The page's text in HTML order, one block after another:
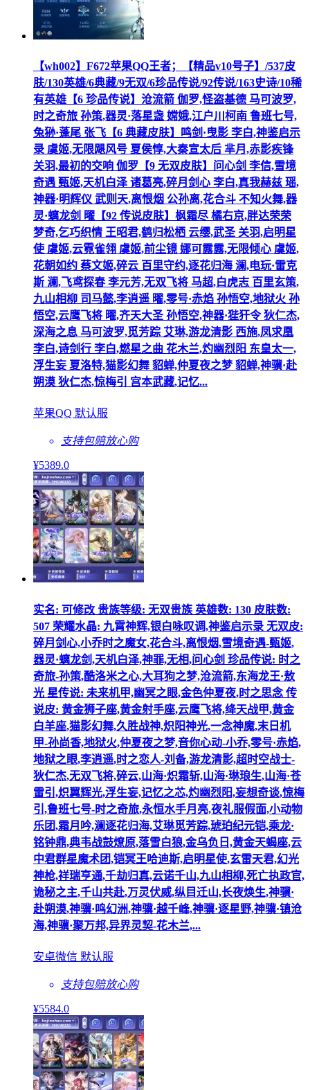
【wh002】F672苹果QQ王者；【精品v10号子】/537皮
肤/130英雄/6典藏/9无双/6珍品传说/92传说/163史诗/10稀
有英雄【6 珍品传说】沧流箭 伽罗,怪盗基德 马可波罗,
时之奇旅 孙策,器灵·落星盏 嫦娥,江户川柯南 鲁班七号,
兔狲·蓬尾 张飞【6 典藏皮肤】鸣剑·曳影 李白,神鉴启示
录 虞姬,无限飓风号 夏侯惇,大秦宣太后 芈月,赤影疾锋
关羽,最初的交响 伽罗【9 无双皮肤】问心剑 李信,雪境
奇遇 甄姬,天机白泽 诸葛亮,碎月剑心 李白,真我赫兹 瑶,
神器·明辉仪 武则天,离恨烟 公孙离,花合斗 不知火舞,器
灵·螭龙剑 曜【92 传说皮肤】枫霜尽 橘右京,胖达荣荣
梦奇,乞巧织情 王昭君,鹤归松栖 云缨,武圣 关羽,启明星
使 虞姬,云霓雀翎 虞姬,前尘镜 娜可露露,无限倾心 虞姬,
花朝如约 蔡文姬,碎云 百里守约,逐花归海 澜,电玩·雷克
斯 澜,飞鸢探春 李元芳,无双飞将 马超,白虎志 百里玄策,
九山相柳 司马懿,李逍遥 曜,零号·赤焰 孙悟空,地狱火 孙
悟空,云鹰飞将 曜,齐天大圣 孙悟空,神器·狴犴令 狄仁杰,
深海之息 马可波罗,觅芳踪 艾琳,游龙清影 西施,凤求凰
李白,诗剑行 李白,燃星之曲 花木兰,灼幽烈阳 东皇太一,
浮生妄 夏洛特,猫影幻舞 貂蝉,仲夏夜之梦 貂蝉,神骥·赴
朔漠 狄仁杰,惊梅引 宫本武藏,记忆...
苹果QQ 默认服
支持包赔放心购
¥5389.0
实名: 可修改 贵族等级: 无双贵族 英雄数: 130 皮肤数:
507 荣耀水晶: 九霄神辉,银白咏叹调,神鉴启示录 无双皮:
碎月剑心,小乔时之魔女,花合斗,离恨烟,雪境奇遇-甄姬,
器灵·螭龙剑,天机白泽,神罪,无相,问心剑 珍品传说: 时之
奇旅-孙策,酷洛米之心,大耳狗之梦,沧流箭,东海龙王·敖
光 星传说: 未来机甲,幽冥之眼,金色仲夏夜,时之思念 传
说皮: 黄金狮子座,黄金射手座,云鹰飞将,绛天战甲,黄金
白羊座,猫影幻舞,久胜战神,炽阳神光,一念神魔,末日机
甲-孙尚香,地狱火,仲夏夜之梦,音你心动-小乔,零号·赤焰,
地狱之眼,李逍遥,时之恋人-刘备,游龙清影,超时空战士-
狄仁杰,无双飞将,碎云,山海·炽霜斩,山海·琳琅生,山海·苍
雷引,炽翼辉光,浮生妄,记忆之芯,灼幽烈阳,妄想奇谈,惊梅
引,鲁班七号-时之奇旅,永恒水手月亮,夜礼服假面,小动物
乐团,霜月吟,澜逐花归海,艾琳觅芳踪,琥珀纪元铠,乘龙·
铭钟鼎,典韦战鼓燎原,落雪白狼,金乌负日,黄金天蝎座,云
中君群星魔术团,铠冥王哈迪斯,启明星使,玄雷天君,幻光
神枪,祥瑞亨通,千劫归真,云诺千山,九山相柳,死亡执政官,
诡秘之主,千山共赴,万灵伏威,纵目迁山,长夜焕生,神骥·
赴朔漠,神骥·鸣幻洲,神骥·越千峰,神骥·逐星野,神骥·镇沧
海,神骥·聚万邦,异界灵契-花木兰,...
安卓微信 默认服
支持包赔放心购
¥5584.0